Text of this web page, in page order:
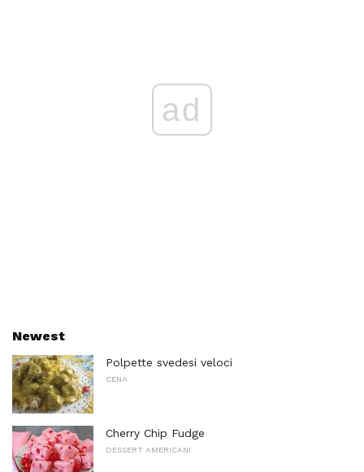
ad
Newest
Polpette svedesi veloci
CENA
Cherry Chip Fudge
DESSERT AMERICANI